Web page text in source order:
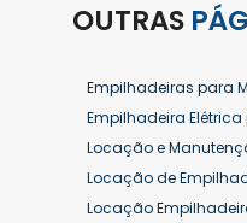
OUTRAS
Empilhadeiras para
Empilhadeira
Locação e
Locação de
Locação